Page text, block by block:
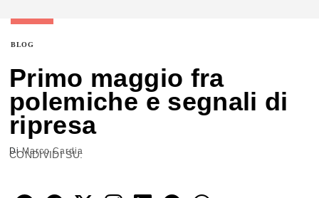
BLOG
Primo maggio fra
polemiche e segnali di
ripresa
DiMarco Cardia
CONDIVIDI SU: